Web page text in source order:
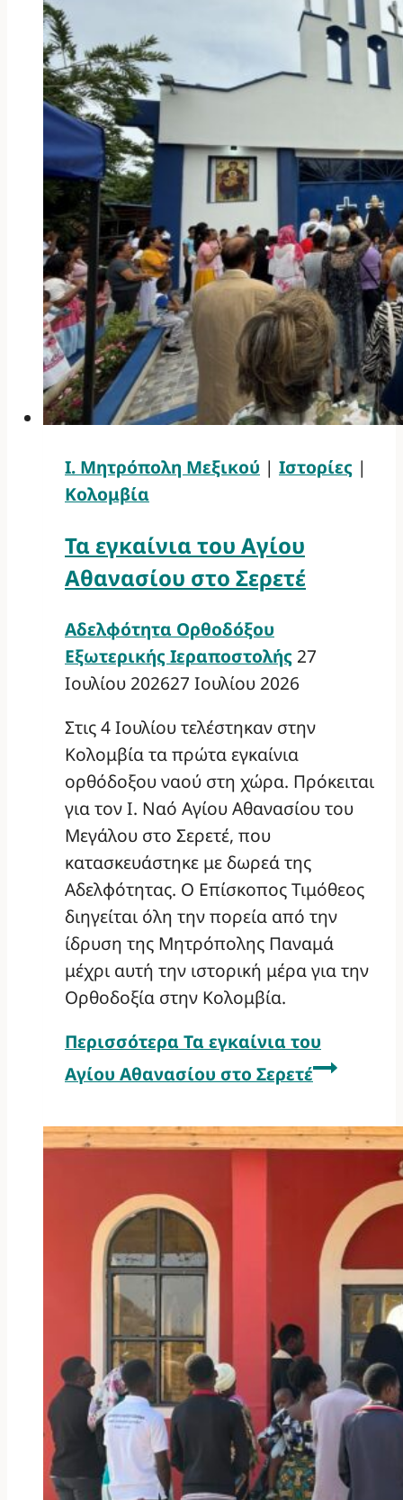
Ι. Μητρόπολη Μεξικού | Ιστορίες |
Κολομβία
Τα εγκαίνια του Αγίου
Αθανασίου στο Σερετέ
Αδελφότητα Ορθοδόξου
Εξωτερικής Ιεραποστολής 27
Ιουλίου 202627 Ιουλίου 2026
Στις 4 Ιουλίου τελέστηκαν στην
Κολομβία τα πρώτα εγκαίνια
ορθόδοξου ναού στη χώρα. Πρόκειται
για τον Ι. Ναό Αγίου Αθανασίου του
Μεγάλου στο Σερετέ, που
κατασκευάστηκε με δωρεά της
Αδελφότητας. Ο Επίσκοπος Τιμόθεος
διηγείται όλη την πορεία από την
ίδρυση της Μητρόπολης Παναμά
μέχρι αυτή την ιστορική μέρα για την
Ορθοδοξία στην Κολομβία.
Περισσότερα Τα εγκαίνια του
Αγίου Αθανασίου στο Σερετέ